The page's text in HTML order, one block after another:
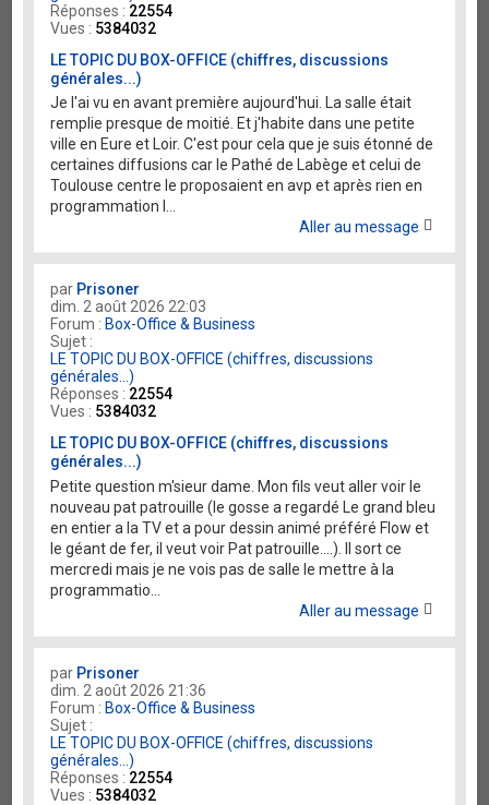
Réponses : 22554
Vues : 5384032
LE TOPIC DU BOX-OFFICE (chiffres, discussions
générales...)
Je l'ai vu en avant première aujourd'hui. La salle était
remplie presque de moitié. Et j'habite dans une petite
ville en Eure et Loir. C'est pour cela que je suis étonné de
certaines diffusions car le Pathé de Labège et celui de
Toulouse centre le proposaient en avp et après rien en
programmation l...
Aller au message
par Prisoner
dim. 2 août 2026 22:03
Forum : Box-Office & Business
Sujet :
LE TOPIC DU BOX-OFFICE (chiffres, discussions
générales...)
Réponses : 22554
Vues : 5384032
LE TOPIC DU BOX-OFFICE (chiffres, discussions
générales...)
Petite question m'sieur dame. Mon fils veut aller voir le
nouveau pat patrouille (le gosse a regardé Le grand bleu
en entier a la TV et a pour dessin animé préféré Flow et
le géant de fer, il veut voir Pat patrouille....). Il sort ce
mercredi mais je ne vois pas de salle le mettre à la
programmatio...
Aller au message
par Prisoner
dim. 2 août 2026 21:36
Forum :Box-Office & Business
Sujet :
LE TOPIC DU BOX-OFFICE (chiffres, discussions
générales...)
Réponses : 22554
Vues : 5384032